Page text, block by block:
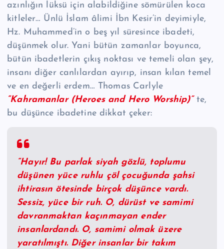
azınlığın lüksü için alabildiğine sömürülen koca
kitleler… Ünlü İslam âlimi İbn Kesir’in deyimiyle,
Hz. Muhammed’in o beş yıl süresince ibadeti,
düşünmek olur. Yani bütün zamanlar boyunca,
bütün ibadetlerin çıkış noktası ve temeli olan şey,
insanı diğer canlılardan ayırıp, insan kılan temel
ve en değerli erdem… Thomas Carlyle
“Kahramanlar (Heroes and Hero Worship)” te,
bu düşünce ibadetine dikkat çeker:
“Hayır! Bu parlak siyah gözlü, toplumu
düşünen yüce ruhlu çöl çocuğunda şahsi
ihtirasın ötesinde birçok düşünce vardı.
Sessiz, yüce bir ruh. O, dürüst ve samimi
davranmaktan kaçınmayan ender
insanlardandı. O, samimi olmak üzere
yaratılmıştı. Diğer insanlar bir takım